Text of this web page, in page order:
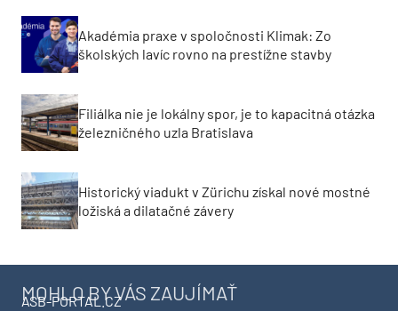
Akadémia praxe v spoločnosti Klimak: Zo
školských lavíc rovno na prestížne stavby
Filiálka nie je lokálny spor, je to kapacitná otázka
železničného uzla Bratislava
Historický viadukt v Zürichu získal nové mostné
ložiská a dilatačné závery
MOHLO BY VÁS ZAUJÍMAŤ
ASB-PORTAL.CZ